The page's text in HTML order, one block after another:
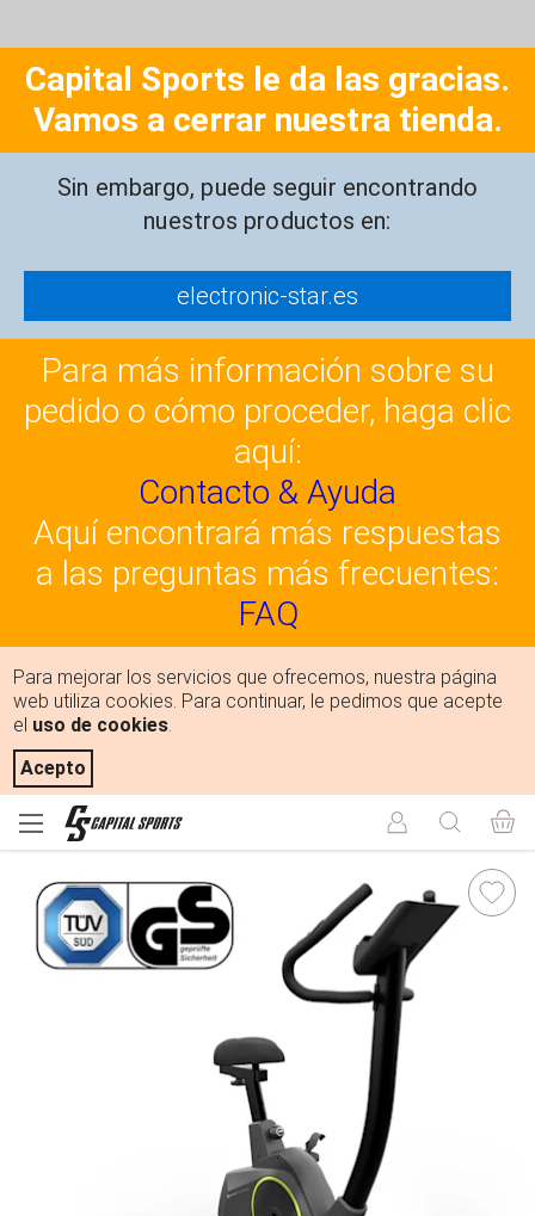
Capital Sports le da las gracias.
Vamos a cerrar nuestra tienda.
Sin embargo, puede seguir encontrando
nuestros productos en:
electronic-star.es
Para más información sobre su
pedido o cómo proceder, haga clic
aquí:
Contacto & Ayuda
Aquí encontrará más respuestas
a las preguntas más frecuentes:
FAQ
Para mejorar los servicios que ofrecemos, nuestra página
web utiliza cookies. Para continuar, le pedimos que acepte
el uso de cookies.
Acepto